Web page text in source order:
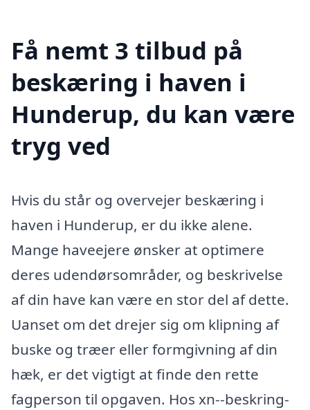
Få nemt 3 tilbud på
beskæring i haven i
Hunderup, du kan være
tryg ved
Hvis du står og overvejer beskæring i
haven i Hunderup, er du ikke alene.
Mange haveejere ønsker at optimere
deres udendørsområder, og beskrivelse
af din have kan være en stor del af dette.
Uanset om det drejer sig om klipning af
buske og træer eller formgivning af din
hæk, er det vigtigt at finde den rette
fagperson til opgaven. Hos xn--beskring-